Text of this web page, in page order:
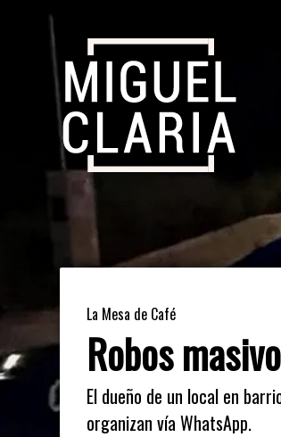
La Mesa de Café
Robos
El dueño de un local en
organizan vía WhatsApp.